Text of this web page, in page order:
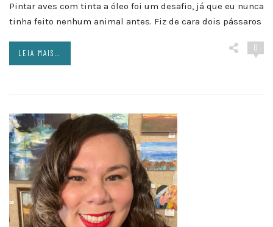
Pintar aves com tinta a óleo foi um desafio, já que eu nunca
tinha feito nenhum animal antes. Fiz de cara dois pássaros
0
LEIA MAIS...